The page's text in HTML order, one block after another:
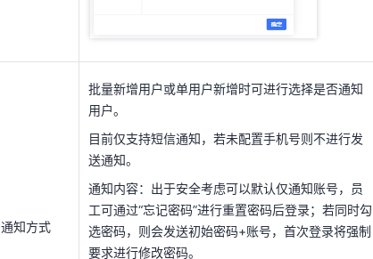
通知方式
通知内容：出于安全考虑可以默认仅通知账号，员
选密码，则会发送初始密码+账号，首次登录将强制
要求进行修改密码。
通知方式
批量新增用户或单用户新增时可进行选择是否通知
用户。
目前仅支持短信通知，若未配置手机号则不进行发
送通知。
通知内容：出于安全考虑可以默认仅通知账号，员
工可通过“忘记密码”进行重置密码后登录；若同时勾
选密码，则会发送初始密码+账号，首次登录将强制
要求进行修改密码。